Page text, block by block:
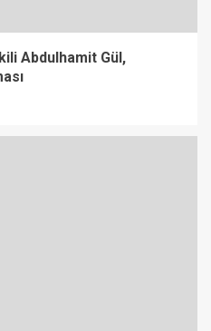
Abdulhamit Gül,